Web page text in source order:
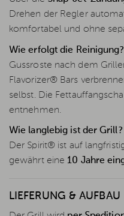
Drehen der Regler
komfortabel und ohne
Wie erfolgt die Reinigung?
Gussroste nach dem
Flavorizer® Bars
selbst. Die
entnehmen.
Wie langlebig ist der Grill?
Der Spirit® ist auf
gewährt eine 10 Jahre
LIEFERUNG & AUFBAU